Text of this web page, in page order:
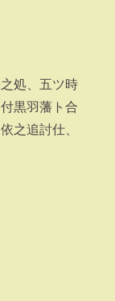
処、五ツ時
黒羽藩ト合
之追討仕、